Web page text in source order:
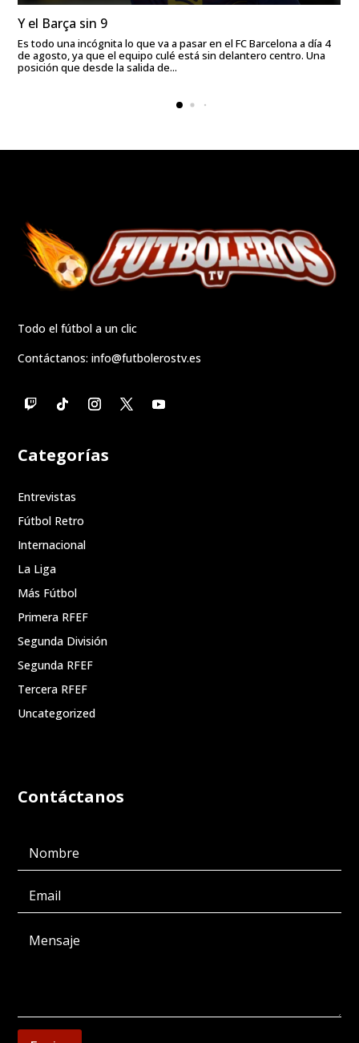
Y el Barça sin 9
Es todo una incógnita lo que va a pasar en el FC Barcelona a día 4
de agosto, ya que el equipo culé está sin delantero centro. Una
posición que desde la salida de...
Todo el fútbol a un clic
Contáctanos:info@futbolerostv.es
Categorías
Entrevistas
Fútbol Retro
Internacional
La Liga
Más Fútbol
Primera RFEF
Segunda División
Segunda RFEF
Tercera RFEF
Uncategorized
Contáctanos